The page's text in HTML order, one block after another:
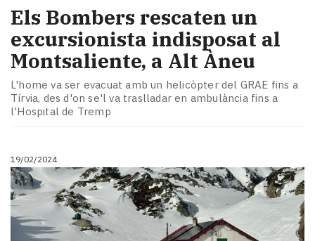
Els Bombers rescaten un
excursionista indisposat al
Montsaliente, a Alt Àneu
L'home va ser evacuat amb un helicòpter del GRAE fins a
Tírvia, des d'on se'l va traslladar en ambulància fins a
l'Hospital de Tremp
19/02/2024